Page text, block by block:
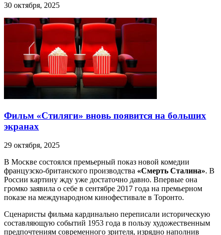
30 октября, 2025
Фильм «Стиляги» вновь появится на больших
экранах
29 октября, 2025
В Москве состоялся премьерный показ новой комедии
французско-британского производства «Смерть Сталина». В
России картину жду уже достаточно давно. Впервые она
громко заявила о себе в сентябре 2017 года на премьерном
показе на международном кинофестивале в Торонто.
Сценаристы фильма кардинально переписали историческую
составляющую событий 1953 года в пользу художественным
предпочтениям современного зрителя, изрядно наполнив